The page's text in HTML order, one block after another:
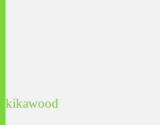
kikawood